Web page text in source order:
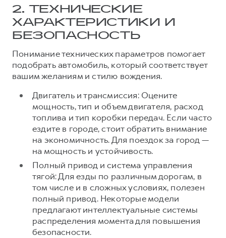
2. ТЕХНИЧЕСКИЕ
ХАРАКТЕРИСТИКИ И
БЕЗОПАСНОСТЬ
Понимание технических параметров помогает
подобрать автомобиль, который соответствует
вашим желаниям и стилю вождения.
Двигатель и трансмиссия: Оцените
мощность, тип и объем двигателя, расход
топлива и тип коробки передач. Если часто
ездите в городе, стоит обратить внимание
на экономичность. Для поездок за город —
на мощность и устойчивость.
Полный привод и система управления
тягой: Для езды по различным дорогам, в
том числе и в сложных условиях, полезен
полный привод. Некоторые модели
предлагают интеллектуальные системы
распределения момента для повышения
безопасности.